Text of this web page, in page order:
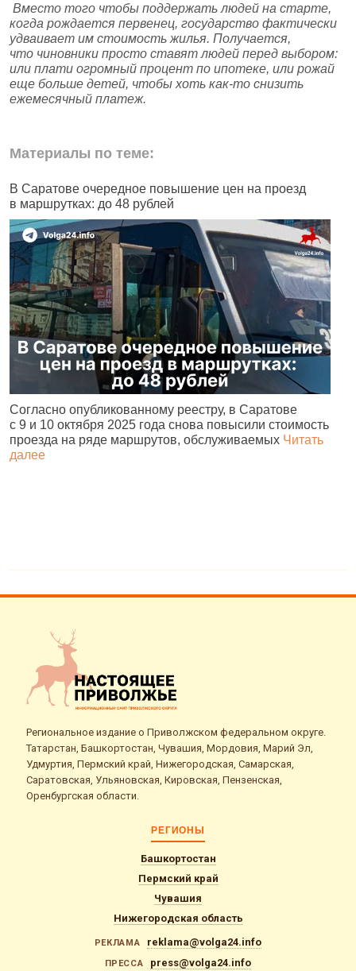
Вместо того чтобы поддержать людей на старте,
когда рождается первенец, государство фактически
удваивает им стоимость жилья. Получается,
что чиновники просто ставят людей перед выбором:
или плати огромный процент по ипотеке, или рожай
еще больше детей, чтобы хоть как‑то снизить
ежемесячный платеж.
Материалы по теме:
В Саратове очередное повышение цен на проезд
в маршрутках: до 48 рублей
Согласно опубликованному реестру, в Саратове
с 9 и 10 октября 2025 года снова повысили стоимость
проезда на ряде маршрутов, обслуживаемых Читать
далее
Региональное издание о Приволжском федеральном округе.
Татарстан, Башкортостан, Чувашия, Мордовия, Марий Эл,
Удмуртия, Пермский край, Нижегородская, Самарская,
Саратовская, Ульяновская, Кировская, Пензенская,
Оренбургская области.
РЕГИОНЫ
Башкортостан
Пермский край
Чувашия
Нижегородская область
РЕКЛАМА reklama@volga24.info
ПРЕССА press@volga24.info